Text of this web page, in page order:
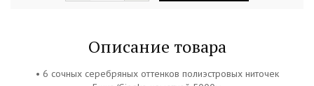
Описание товара
• 6 сочных серебряных оттенков полиэстровых ниточек